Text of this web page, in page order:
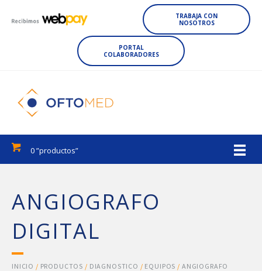
TRABAJA CON
NOSOTROS
PORTAL
COLABORADORES
0 ”productos”
ANGIOGRAFO
DIGITAL
INICIO / PRODUCTOS / DIAGNOSTICO / EQUIPOS / ANGIOGRAFO